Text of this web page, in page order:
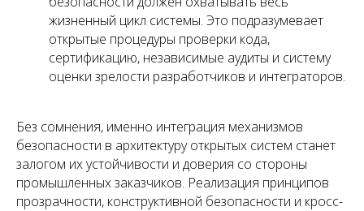
жизненный цикл системы. Это подразумевает
открытые процедуры проверки кода,
сертификацию, независимые аудиты и систему
оценки зрелости разработчиков и интеграторов.
Без сомнения, именно интеграция механизмов
безопасности в архитектуру открытых систем станет
залогом их устойчивости и доверия со стороны
промышленных заказчиков. Реализация принципов
прозрачности, конструктивной безопасности и кросс-